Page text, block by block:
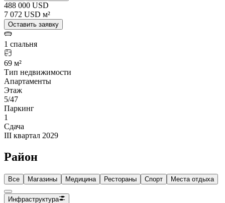
488 000 USD
7 072 USD м²
Оставить заявку
1 спальня
69 м²
Тип недвижимости
Апартаменты
Этаж
5/47
Паркинг
1
Сдача
III квартал 2029
Район
Все Магазины Медицина Рестораны Спорт Места отдыха
Инфраструктура